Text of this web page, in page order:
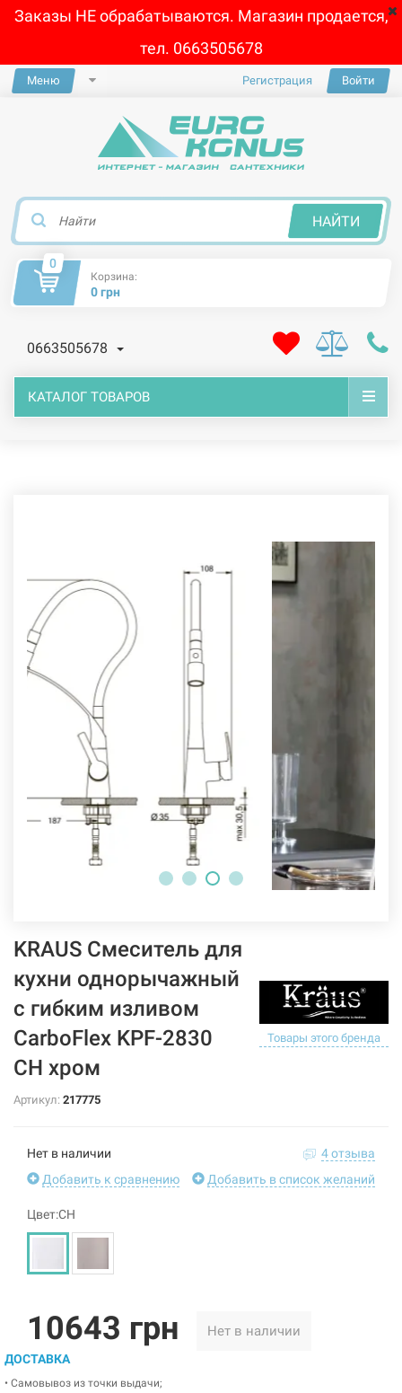
Заказы НЕ обрабатываются. Магазин продается,
тел. 0663505678
Меню Регистрация Войти
НАЙТИ
0
Корзина:
0 грн
0663505678
КАТАЛОГ ТОВАРОВ
KRAUS Смеситель для
кухни однорычажный
с гибким изливом
CarboFlex KPF-2830
CH хром
Товары этого бренда
Артикул: 217775
Нет в наличии
4 отзыва
Добавить к сравнению
Добавить в список желаний
Цвет:CH
10643 грн Нет в наличии
ДОСТАВКА
• Самовывоз из точки выдачи;